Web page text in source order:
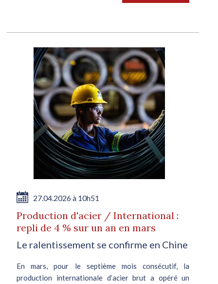
27.04.2026 à 10h51
Production d'acier / International :
repli de 4 % sur un an en mars
Le ralentissement se confirme en Chine
En mars, pour le septième mois consécutif, la
production internationale d’acier brut a opéré un